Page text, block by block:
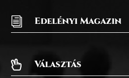
i Edelényi Magazin
 Választás